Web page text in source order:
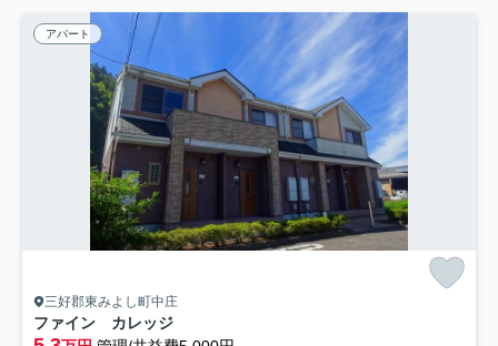
アパート
三好郡東みよし町中庄
ファイン カレッジ